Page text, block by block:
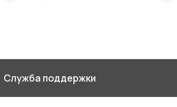
Служба поддержки